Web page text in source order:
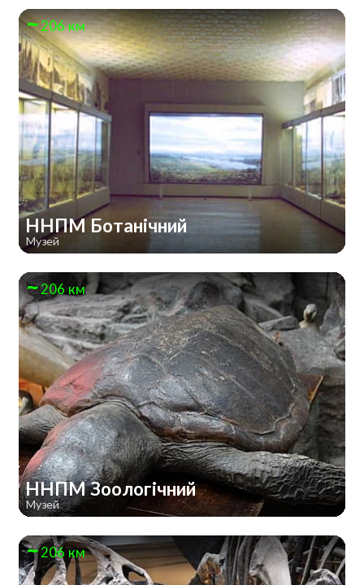
206 км
ННПМ Ботанічний
Музей
206 км
ННПМ Зоологічний
Музей
206 км